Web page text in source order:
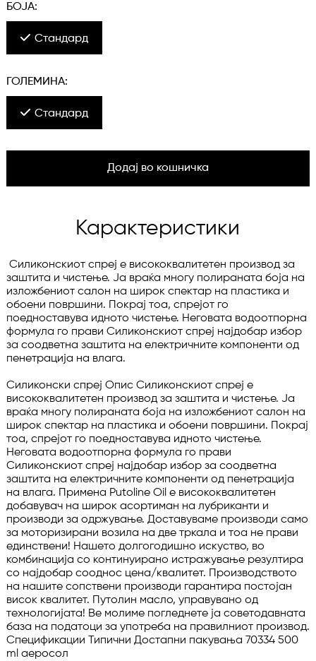
БОЈА:
Стандард
ГОЛЕМИНА:
Стандард
Додај во кошничка
Карактеристики
Силиконскиот спреј е висококвалитетен производ за
заштита и чистење. Ја враќа многу полираната боја на
изложбениот салон на широк спектар на пластика и
обоени површини. Покрај тоа, спрејот го
поедноставува идното чистење. Неговата водоотпорна
формула го прави Силиконскиот спреј најдобар избор
за соодветна заштита на електричните компоненти од
пенетрација на влага.
Силиконски спреј Опис Силиконскиот спреј е
висококвалитетен производ за заштита и чистење. Ја
враќа многу полираната боја на изложбениот салон на
широк спектар на пластика и обоени површини. Покрај
тоа, спрејот го поедноставува идното чистење.
Неговата водоотпорна формула го прави
Силиконскиот спреј најдобар избор за соодветна
заштита на електричните компоненти од пенетрација
на влага. Примена Putoline Oil е висококвалитетен
добавувач на широк асортиман на лубриканти и
производи за одржување. Доставуваме производи само
за моторизирани возила на две тркала и тоа не прави
единствени! Нашето долгогодишно искуство, во
комбинација со континуирано истражување резултира
со најдобар сооднос цена/квалитет. Производството
на нашите сопствени производи гарантира постојан
висок квалитет. Путолин масло, управувано од
технологијата! Ве молиме погледнете ја советодавната
база на податоци за употреба на правилниот производ.
Спецификации Типични Достапни пакувања 70334 500
ml аеросол